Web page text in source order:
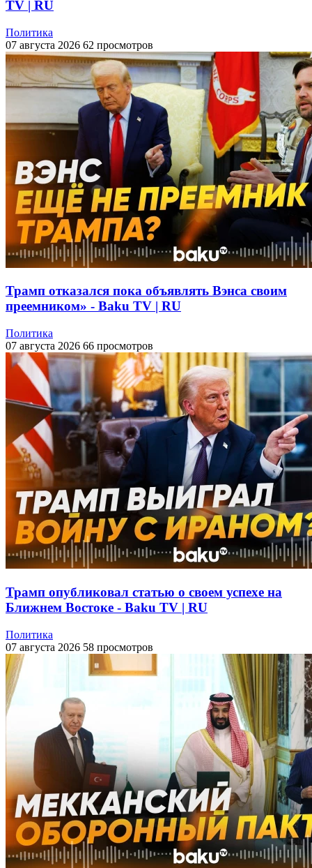
TV | RU
Политика
07 августа 2026 62 просмотров
Трамп отказался пока объявлять Вэнса своим
преемником» - Baku TV | RU
Политика
07 августа 2026 66 просмотров
Трамп опубликовал статью о своем успехе на
Ближнем Востоке - Baku TV | RU
Политика
07 августа 2026 58 просмотров